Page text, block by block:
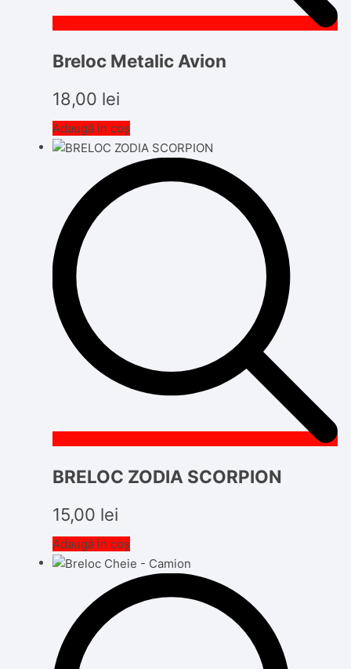
Breloc Metalic Avion
18,00 lei
Adaugă în coș
BRELOC ZODIA SCORPION
15,00 lei
Adaugă în coș